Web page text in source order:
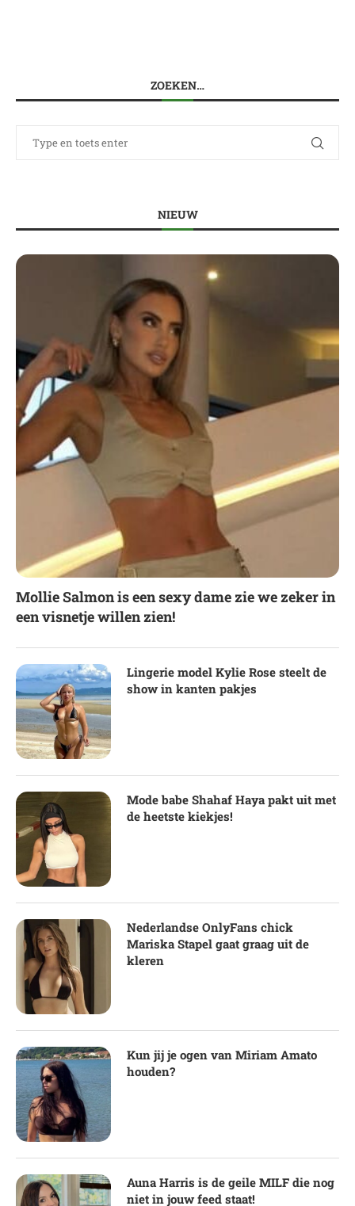
ZOEKEN…
NIEUW
Mollie Salmon is een sexy dame zie we zeker in
een visnetje willen zien!
Lingerie model Kylie Rose steelt de
show in kanten pakjes
Mode babe Shahaf Haya pakt uit met
de heetste kiekjes!
Nederlandse OnlyFans chick
Mariska Stapel gaat graag uit de
kleren
Kun jij je ogen van Miriam Amato
houden?
Auna Harris is de geile MILF die nog
niet in jouw feed staat!